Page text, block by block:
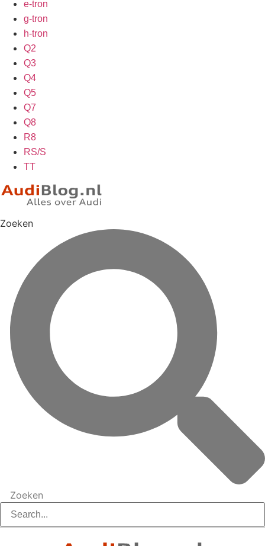
e-tron
g-tron
h-tron
Q2
Q3
Q4
Q5
Q7
Q8
R8
RS/S
TT
Zoeken
Zoeken